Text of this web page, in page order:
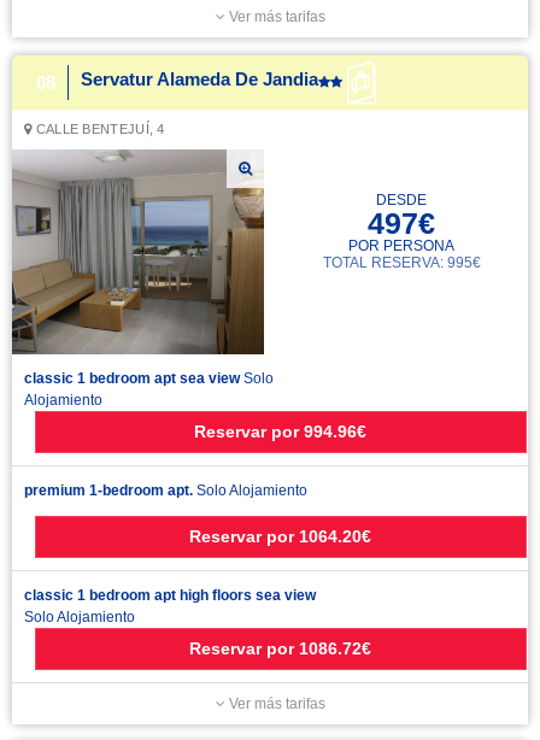
Ver más tarifas
08 Servatur Alameda De Jandia
CALLE BENTEJUÍ, 4
DESDE
497€
POR PERSONA
TOTAL RESERVA: 995€
classic 1 bedroom apt sea viewSolo
Alojamiento
Reservar por 994.96€
premium 1-bedroom apt. Solo Alojamiento
Reservar por 1064.20€
classic 1 bedroom apt high floors sea view
Solo Alojamiento
Reservar por 1086.72€
Ver más tarifas